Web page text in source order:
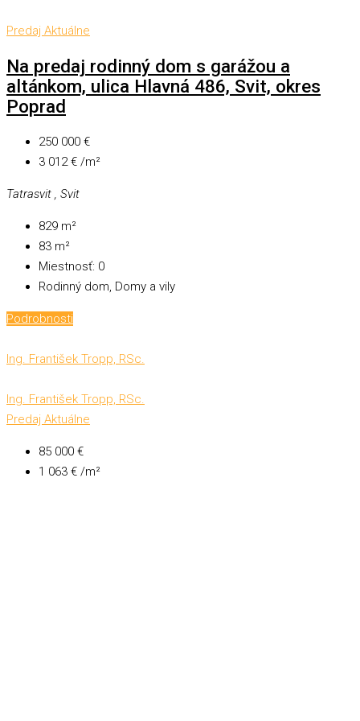
Predaj Aktuálne
Na predaj rodinný dom s garážou a
altánkom, ulica Hlavná 486, Svit, okres
Poprad
250 000 €
3 012 € /m²
Tatrasvit , Svit
829 m²
83 m²
Miestnosť: 0
Rodinný dom, Domy a vily
Podrobnosti
Ing. František Tropp, RSc.
Ing. František Tropp, RSc.
Predaj Aktuálne
85 000 €
1 063 € /m²